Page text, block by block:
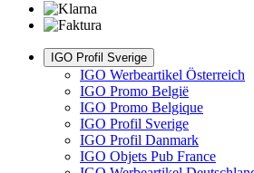
IGO Profil Sverige
IGO Werbeartikel Österreich
IGO Promo België
IGO Promo Belgique
IGO Profil Sverige
IGO Profil Danmark
IGO Objets Pub France